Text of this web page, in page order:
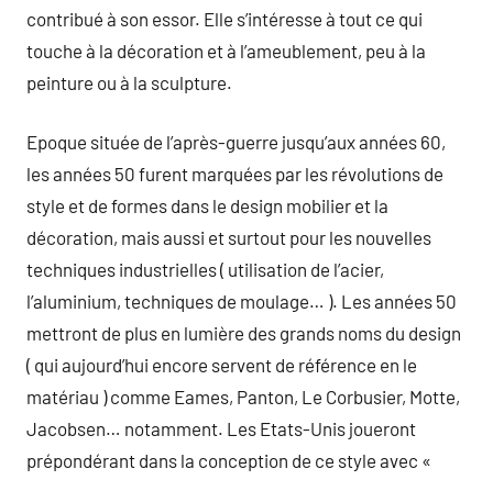
contribué à son essor. Elle s’intéresse à tout ce qui
touche à la décoration et à l’ameublement, peu à la
peinture ou à la sculpture.
Epoque située de l’après-guerre jusqu’aux années 60,
les années 50 furent marquées par les révolutions de
style et de formes dans le design mobilier et la
décoration, mais aussi et surtout pour les nouvelles
techniques industrielles ( utilisation de l’acier,
l’aluminium, techniques de moulage… ). Les années 50
mettront de plus en lumière des grands noms du design
( qui aujourd’hui encore servent de référence en le
matériau ) comme Eames, Panton, Le Corbusier, Motte,
Jacobsen… notamment. Les Etats-Unis joueront
prépondérant dans la conception de ce style avec «